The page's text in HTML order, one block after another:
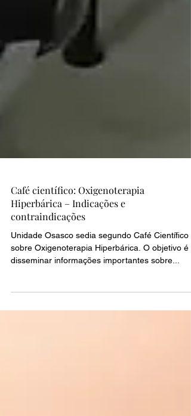
Café científico: Oxigenoterapia
Hiperbárica – Indicações e
contraindicações
Unidade Osasco sedia segundo Café Científico
sobre Oxigenoterapia Hiperbárica. O objetivo é